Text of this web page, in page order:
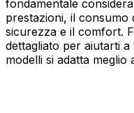
fondamentale
prestazioni, il consumo
sicurezza e il comfort.
dettagliato per aiutarti
modelli si adatta meglio